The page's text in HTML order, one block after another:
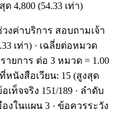
4,800 (54.33 เท่า)
งค่าบริการ สอบถามเจ้า
เท่า) · เฉลี่ยต่อหมวด
ายการ ต่อ 3 หมวด = 1.00
หนังสือเวียน: 15 (สูงสุด
ท็จจริง 151/189 · ลำดับ
งในแผน 3 · ข้อควรระวัง